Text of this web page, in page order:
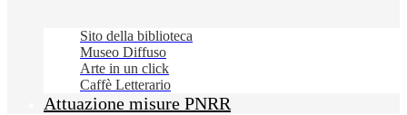
Sito della biblioteca
Museo Diffuso
Arte in un click
Caffè Letterario
Attuazione misure PNRR